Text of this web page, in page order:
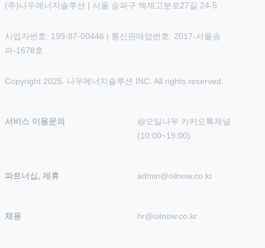
(주)나우에너지솔루션 | 서울 송파구 백제고분로27길 24-5
사업자번호: 199-87-00446 | 통신판매업번호: 2017-서울송
파-1678호
Copyright 2025. 나우에너지솔루션 INC. All rights reserved.
서비스 이용문의
@오일나우 카카오톡채널
(10:00~19:00)
파트너십, 제휴 admin@oilnow.co.kr
채용 hr@oilnow.co.kr